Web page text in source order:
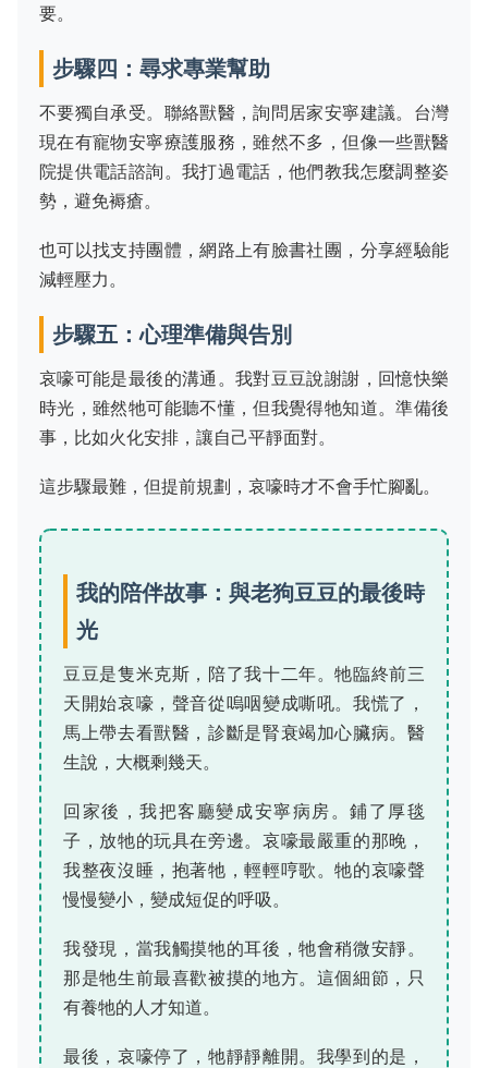
要。
步驟四：尋求專業幫助
不要獨自承受。聯絡獸醫，詢問居家安寧建議。台灣
現在有寵物安寧療護服務，雖然不多，但像一些獸醫
院提供電話諮詢。我打過電話，他們教我怎麼調整姿
勢，避免褥瘡。
也可以找支持團體，網路上有臉書社團，分享經驗能
減輕壓力。
步驟五：心理準備與告別
哀嚎可能是最後的溝通。我對豆豆說謝謝，回憶快樂
時光，雖然牠可能聽不懂，但我覺得牠知道。準備後
事，比如火化安排，讓自己平靜面對。
這步驟最難，但提前規劃，哀嚎時才不會手忙腳亂。
我的陪伴故事：與老狗豆豆的最後時
光
豆豆是隻米克斯，陪了我十二年。牠臨終前三
天開始哀嚎，聲音從嗚咽變成嘶吼。我慌了，
馬上帶去看獸醫，診斷是腎衰竭加心臟病。醫
生說，大概剩幾天。
回家後，我把客廳變成安寧病房。鋪了厚毯
子，放牠的玩具在旁邊。哀嚎最嚴重的那晚，
我整夜沒睡，抱著牠，輕輕哼歌。牠的哀嚎聲
慢慢變小，變成短促的呼吸。
我發現，當我觸摸牠的耳後，牠會稍微安靜。
那是牠生前最喜歡被摸的地方。這個細節，只
有養牠的人才知道。
最後，哀嚎停了，牠靜靜離開。我學到的是，